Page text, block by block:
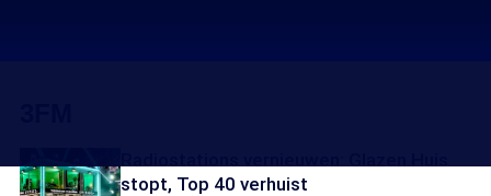
stopt, Top 40 verhuist